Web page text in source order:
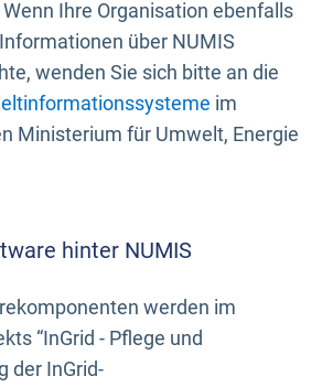
Ihre Organisation ebenfalls
über NUMIS
wenden Sie sich bitte an die
im
Ministerium für Umwelt, Energie
hinter NUMIS
werden im
“InGrid - Pflege und
der InGrid-